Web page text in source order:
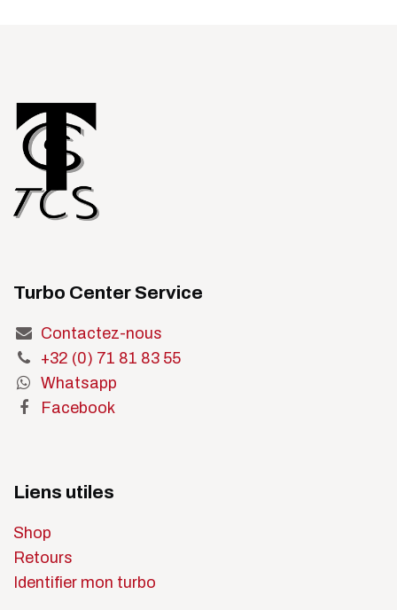
Turbo Center Service
Contactez-nous
+32 (0) 71 81 83 55
Whatsapp
Facebook
Liens utiles
Shop
Retours
Identifier mon turbo